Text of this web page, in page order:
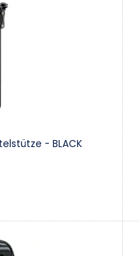
- BLACK